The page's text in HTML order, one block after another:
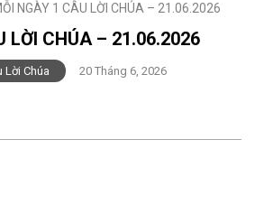
NGÀY 1 CÂU LỜI CHÚA – 21.06.2026
LỜI CHÚA – 21.06.2026
Lời Chúa 20 Tháng 6, 2026